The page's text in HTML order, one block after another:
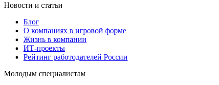
Новости и статьи
Блог
О компаниях в игровой форме
Жизнь в компании
ИТ-проекты
Рейтинг работодателей России
Молодым специалистам